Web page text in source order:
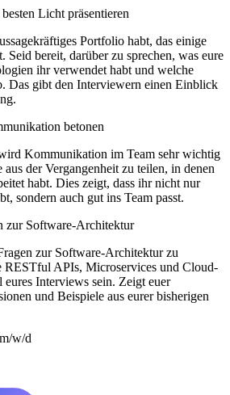
Licht präsentieren
Portfolio habt, das einige
Seid bereit, darüber zu sprechen, was eure
ihr verwendet habt und welche
Das gibt den Interviewern einen Einblick
betonen
Kommunikation im Team sehr wichtig
der Vergangenheit zu teilen, in denen
habt. Dies zeigt, dass ihr nicht nur
sondern auch gut ins Team passt.
zur Software-Architektur
zur Software-Architektur zu
RESTful APIs, Microservices und Cloud-
Interviews sein. Zeigt euer
und Beispiele aus eurer bisherigen
w/d